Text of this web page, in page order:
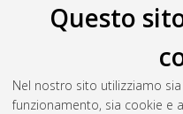
Questo
Nel nostro sito utilizziamo
funzionamento, sia cookie e